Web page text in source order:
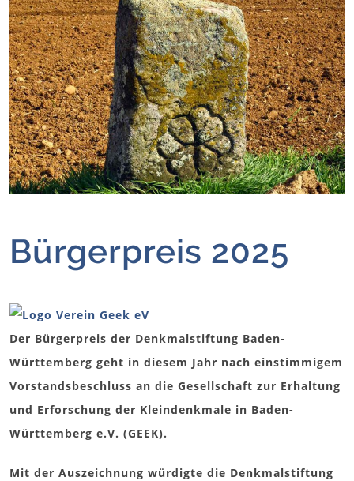
Bürgerpreis 2025
Der Bürgerpreis der Denkmalstiftung Baden-
Württemberg geht in diesem Jahr nach einstimmigem
Vorstandsbeschluss an die Gesellschaft zur Erhaltung
und Erforschung der Kleindenkmale in Baden-
Württemberg e.V. (GEEK).
Mit der Auszeichnung würdigte die Denkmalstiftung